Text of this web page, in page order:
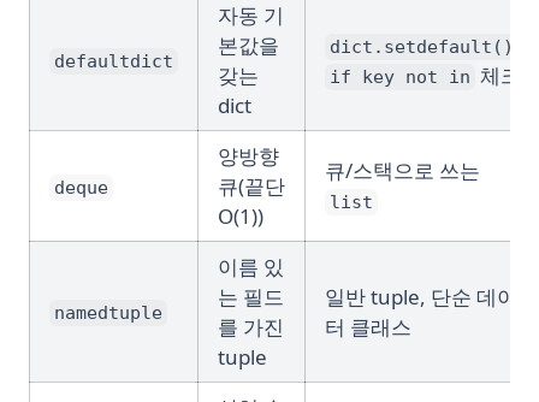
defaultdict
자동 기
본값을
갖는
dict
dict.setdefault()
if key not in 체크
deque
양방향
큐(끝단
O(1))
큐/스택으로 쓰는
list
namedtuple
이름 있
는 필드
를 가진
tuple
일반 tuple, 단순 데이
터 클래스